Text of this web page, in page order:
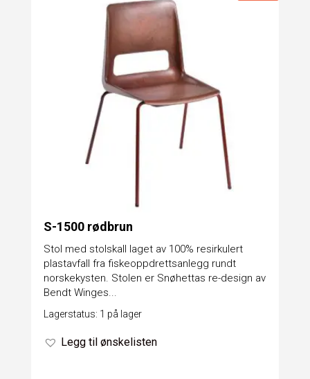
S-1500 rødbrun
Stol med stolskall laget av 100% resirkulert
plastavfall fra fiskeoppdrettsanlegg rundt
norskekysten. Stolen er Snøhettas re-design av
Bendt Winges...
Lagerstatus: 1 på lager
Legg til ønskelisten